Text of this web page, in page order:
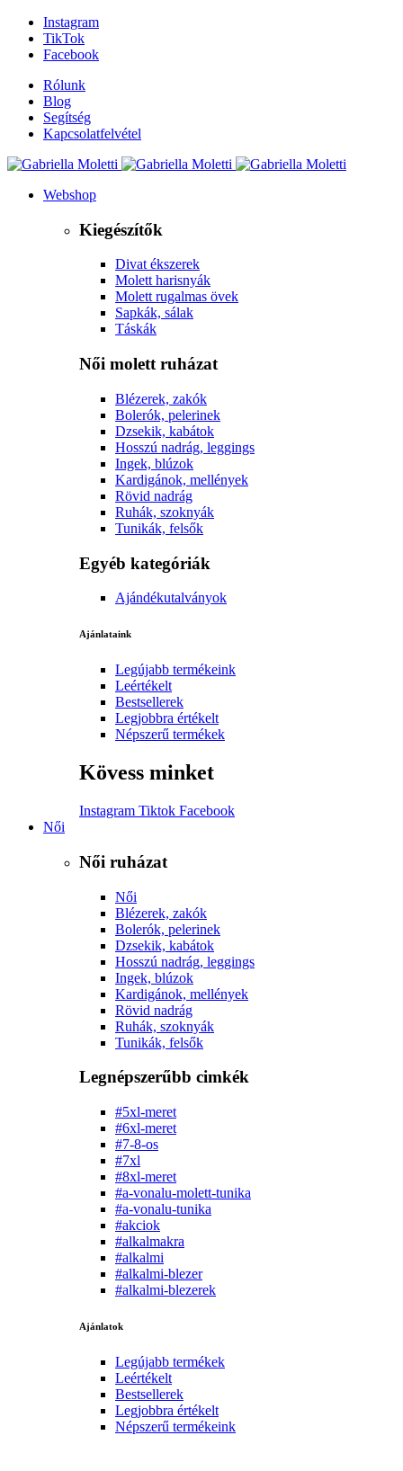
Instagram
TikTok
Facebook
Rólunk
Blog
Segítség
Kapcsolatfelvétel
Webshop
Kiegészítők
Divat ékszerek
Molett harisnyák
Molett rugalmas övek
Sapkák, sálak
Táskák
Női molett ruházat
Blézerek, zakók
Bolerók, pelerinek
Dzsekik, kabátok
Hosszú nadrág, leggings
Ingek, blúzok
Kardigánok, mellények
Rövid nadrág
Ruhák, szoknyák
Tunikák, felsők
Egyéb kategóriák
Ajándékutalványok
Ajánlataink
Legújabb termékeink
Leértékelt
Bestsellerek
Legjobbra értékelt
Népszerű termékek
Kövess minket
Instagram Tiktok Facebook
Női
Női ruházat
Női
Blézerek, zakók
Bolerók, pelerinek
Dzsekik, kabátok
Hosszú nadrág, leggings
Ingek, blúzok
Kardigánok, mellények
Rövid nadrág
Ruhák, szoknyák
Tunikák, felsők
Legnépszerűbb cimkék
#5xl-meret
#6xl-meret
#7-8-os
#7xl
#8xl-meret
#a-vonalu-molett-tunika
#a-vonalu-tunika
#akciok
#alkalmakra
#alkalmi
#alkalmi-blezer
#alkalmi-blezerek
Ajánlatok
Legújabb termékek
Leértékelt
Bestsellerek
Legjobbra értékelt
Népszerű termékeink